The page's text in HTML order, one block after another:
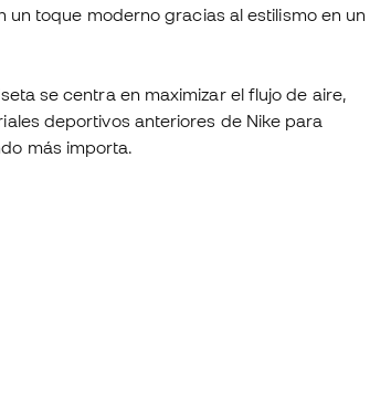
toque moderno gracias al estilismo en un
se centra en maximizar el flujo de aire,
deportivos anteriores de Nike para
más importa.